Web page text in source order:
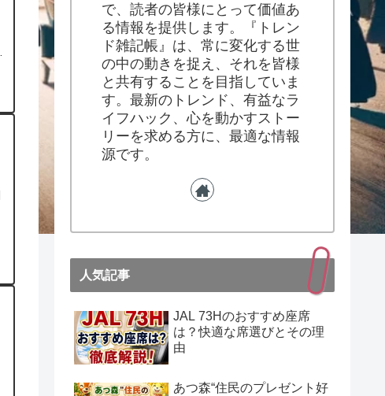
で、読者の皆様にとって価値あ
る情報を提供します。『トレン
ド雑記帳』は、常に変化する世
の中の動きを捉え、それを皆様
と共有することを目指していま
す。最新のトレンド、有益なラ
イフハック、心を動かすストー
リーを求める方に、最適な情報
源です。
人気記事
JAL 73Hのおすすめ座席
は？快適な席選びとその理
由
あつ森“住民のプレゼント好